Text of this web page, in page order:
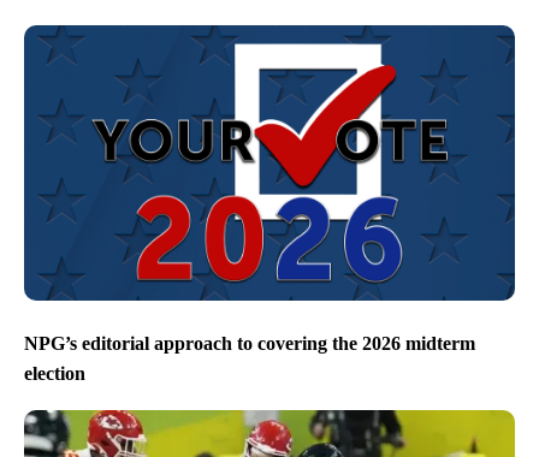
NPG’s editorial approach to covering the 2026 midterm
election